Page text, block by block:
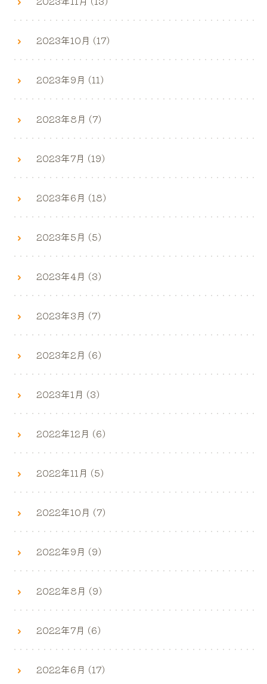
2023年10月 (17)
2023年9月 (11)
2023年8月 (7)
2023年7月 (19)
2023年6月 (18)
2023年5月 (5)
2023年4月 (3)
2023年3月 (7)
2023年2月 (6)
2023年1月 (3)
2022年12月 (6)
2022年11月 (5)
2022年10月 (7)
2022年9月 (9)
2022年8月 (9)
2022年7月 (6)
2022年6月 (17)